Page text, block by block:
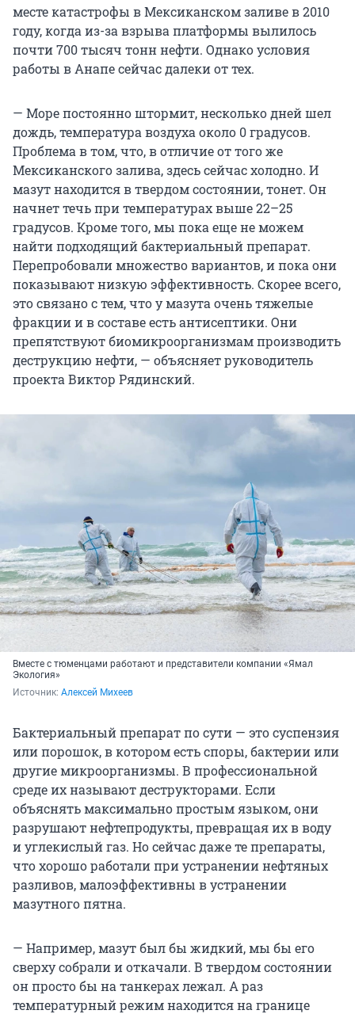
месте катастрофы в Мексиканском заливе в 2010
году, когда из-за взрыва платформы вылилось
почти 700 тысяч тонн нефти. Однако условия
работы в Анапе сейчас далеки от тех.
— Море постоянно штормит, несколько дней шел
дождь, температура воздуха около 0 градусов.
Проблема в том, что, в отличие от того же
Мексиканского залива, здесь сейчас холодно. И
мазут находится в твердом состоянии, тонет. Он
начнет течь при температурах выше 22–25
градусов. Кроме того, мы пока еще не можем
найти подходящий бактериальный препарат.
Перепробовали множество вариантов, и пока они
показывают низкую эффективность. Скорее всего,
это связано с тем, что у мазута очень тяжелые
фракции и в составе есть антисептики. Они
препятствуют биомикроорганизмам производить
деструкцию нефти, — объясняет руководитель
проекта Виктор Рядинский.
Вместе с тюменцами работают и представители компании «Ямал
Экология»
Источник: Алексей Михеев
Бактериальный препарат по сути — это суспензия
или порошок, в котором есть споры, бактерии или
другие микроорганизмы. В профессиональной
среде их называют деструкторами. Если
объяснять максимально простым языком, они
разрушают нефтепродукты, превращая их в воду
и углекислый газ. Но сейчас даже те препараты,
что хорошо работали при устранении нефтяных
разливов, малоэффективны в устранении
мазутного пятна.
— Например, мазут был бы жидкий, мы бы его
сверху собрали и откачали. В твердом состоянии
он просто бы на танкерах лежал. А раз
температурный режим находится на границе